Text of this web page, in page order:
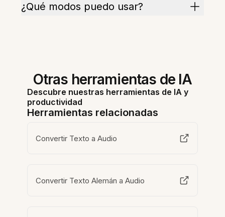
¿Qué modos puedo usar?
Otras herramientas de IA
Descubre nuestras herramientas de IA y
productividad
Herramientas relacionadas
Convertir Texto a Audio
Convertir Texto Alemán a Audio